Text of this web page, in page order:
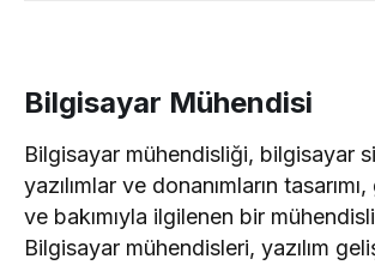
Bilgisayar Mühendisi
Bilgisayar mühendisliği, bilgisayar
yazılımlar ve donanımların
ve bakımıyla ilgilenen bir
Bilgisayar mühendisleri, yazılım